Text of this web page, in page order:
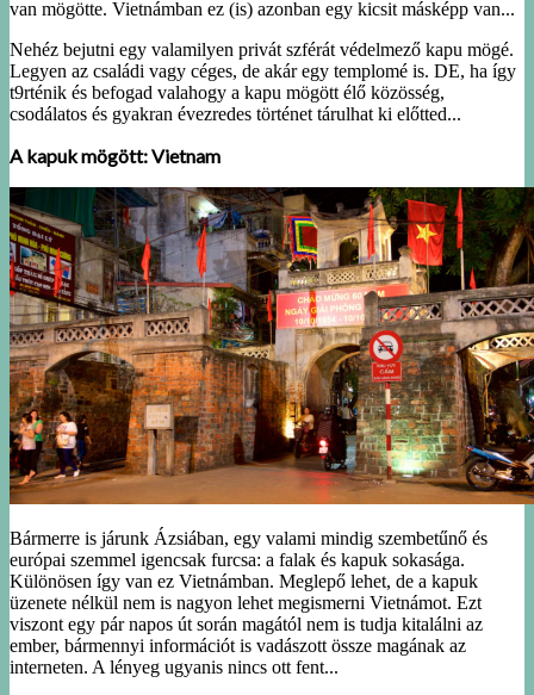
van mögötte. Vietnámban ez (is) azonban egy kicsit másképp van...
Nehéz bejutni egy valamilyen privát szférát védelmező kapu mögé.
Legyen az családi vagy céges, de akár egy templomé is. DE, ha így
t9rténik és befogad valahogy a kapu mögött élő közösség,
csodálatos és gyakran évezredes történet tárulhat ki előtted...
A kapuk mögött: Vietnam
Bármerre is járunk Ázsiában, egy valami mindig szembetűnő és
európai szemmel igencsak furcsa: a falak és kapuk sokasága.
Különösen így van ez Vietnámban. Meglepő lehet, de a kapuk
üzenete nélkül nem is nagyon lehet megismerni Vietnámot. Ezt
viszont egy pár napos út során magától nem is tudja kitalálni az
ember, bármennyi információt is vadászott össze magának az
interneten. A lényeg ugyanis nincs ott fent...